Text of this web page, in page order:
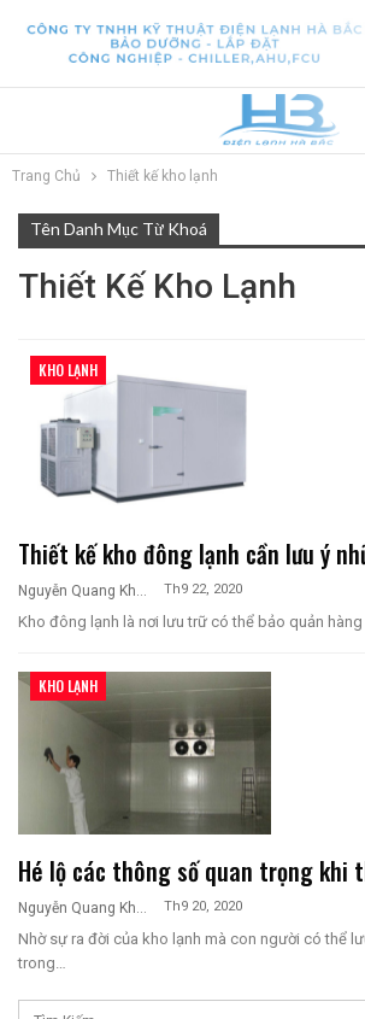
Trang Chủ Thiết kế kho lạnh
Tên Danh Mục Từ Khoá
Thiết Kế Kho Lạnh
KHO LẠNH
Thiết kế kho đông lạnh cần lưu ý
Nguyễn Quang Khương Th9 22, 2020
Kho đông lạnh là nơi lưu trữ có thể bảo quản
KHO LẠNH
Hé lộ các thông số quan trọng khi
Th9 20, 2020
Nhờ sự ra đời của kho lạnh mà con người có thể
trong…